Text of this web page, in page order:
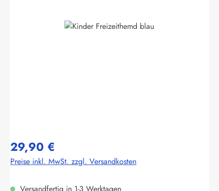
Bildergalerie überspringen
29,90 €
Preise inkl. MwSt. zzgl. Versandkosten
Versandfertig in 1-3 Werktagen